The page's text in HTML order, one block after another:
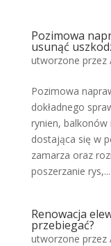
Pozimowa
usunąć
utworzone przez
Pozimowa
dokładnego
rynien, balkonów
dostająca się w
zamarza oraz
poszerzanie rys,...
Renowacja
przebiegać?
utworzone przez